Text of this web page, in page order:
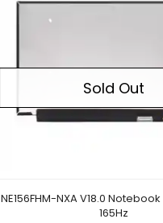
Sold Out
NE156FHM-NXA V18.0
165Hz